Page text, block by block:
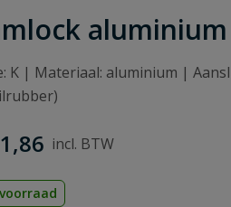
K | Materiaal: aluminium |